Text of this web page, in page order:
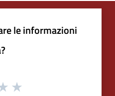
le informazioni